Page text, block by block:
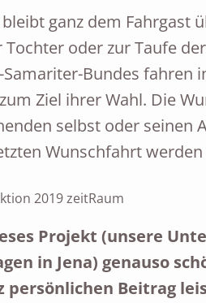
bleibt ganz dem Fahrgast
Tochter oder zur Taufe
Bundes fahren
Ziel ihrer Wahl. Die
selbst oder seinen
Wunschfahrt
Projekt (unsere
in Jena) genauso
persönlichen Beitrag